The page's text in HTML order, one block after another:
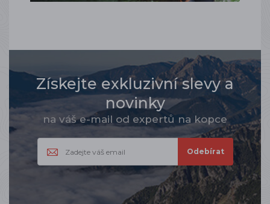
Získejte exkluzivní slevy a
novinky
na váš e-mail od expertů na kopce